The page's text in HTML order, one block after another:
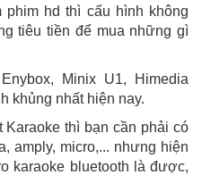
phim hd thì cấu hình không
tiêu tiền để mua những gì
Enybox, Minix U1, Himedia
khủng nhất hiện nay.
thì bạn cần phải có
amply, micro,... nhưng hiện
karaoke bluetooth là được,